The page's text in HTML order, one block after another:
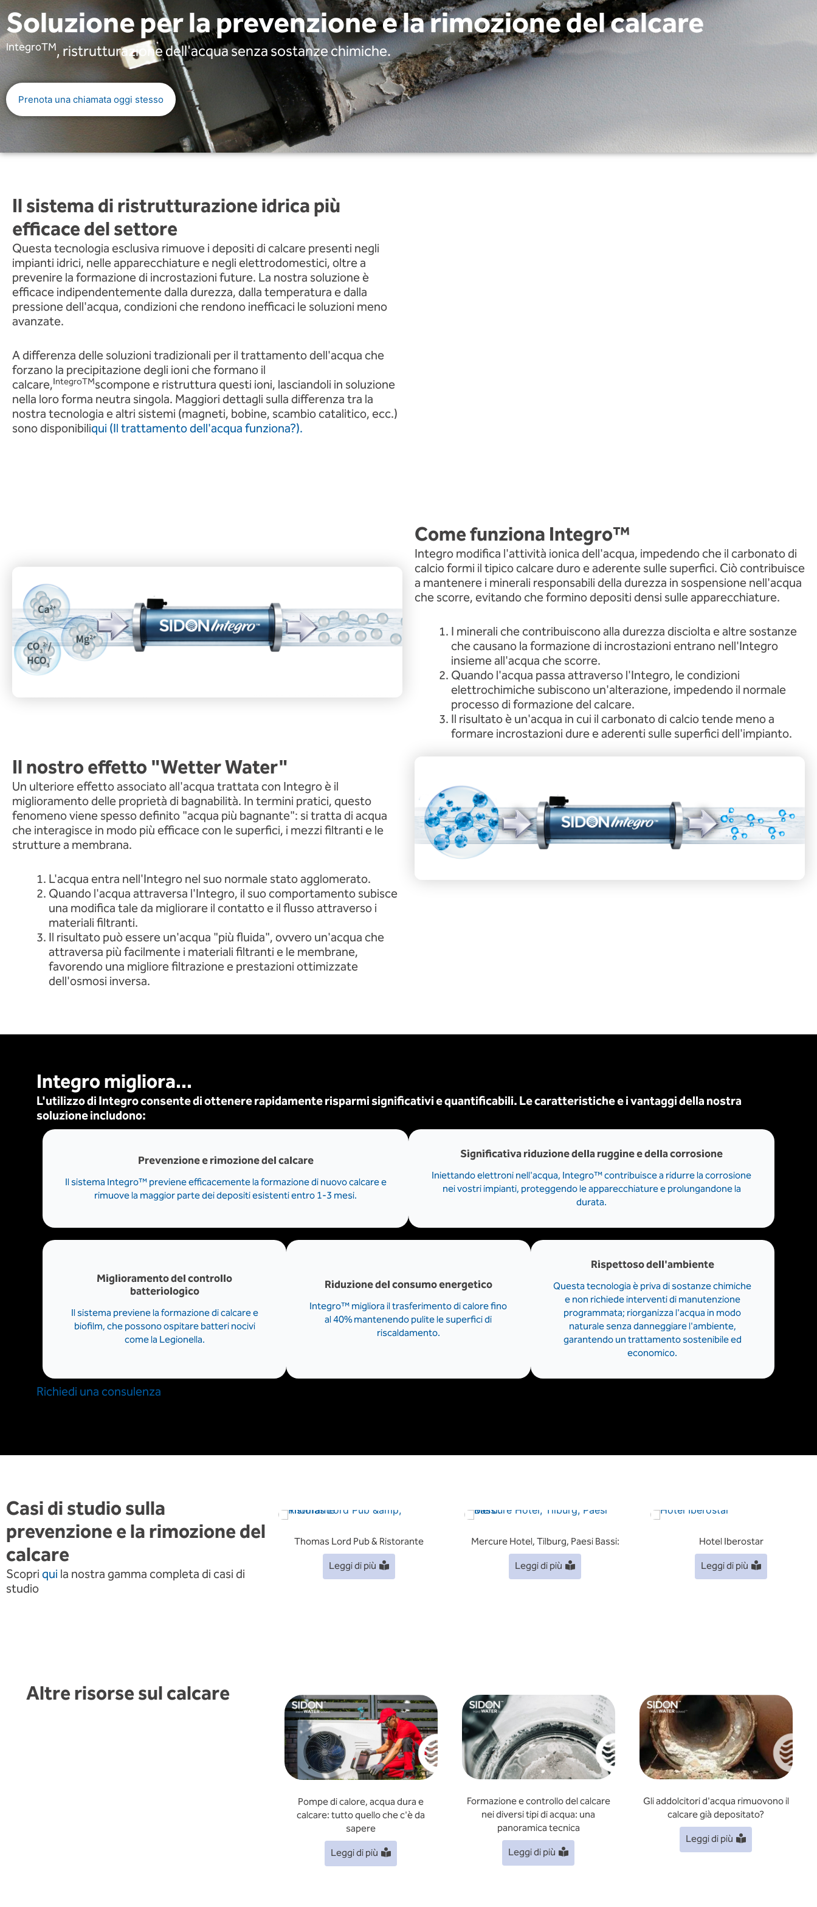
Soluzione per la prevenzione e la rimozione del calcare
IntegroTM, ristrutturazione dell'acqua senza sostanze chimiche.
Prenota una chiamata oggi stesso
Il sistema di ristrutturazione idrica più
efficace del settore
Questa tecnologia esclusiva rimuove i depositi di calcare presenti negli
impianti idrici, nelle apparecchiature e negli elettrodomestici, oltre a
prevenire la formazione di incrostazioni future. La nostra soluzione è
efficace indipendentemente dalla durezza, dalla temperatura e dalla
pressione dell'acqua, condizioni che rendono inefficaci le soluzioni meno
avanzate.
A differenza delle soluzioni tradizionali per il trattamento dell'acqua che
forzano la precipitazione degli ioni che formano il
calcare,IntegroTMscompone e ristruttura questi ioni, lasciandoli in soluzione
nella loro forma neutra singola. Maggiori dettagli sulla differenza tra la
nostra tecnologia e altri sistemi (magneti, bobine, scambio catalitico, ecc.)
sono disponibiliqui (Il trattamento dell'acqua funziona?).
Come funziona Integro™
Integro modifica l'attività ionica dell'acqua, impedendo che il carbonato di
calcio formi il tipico calcare duro e aderente sulle superfici. Ciò contribuisce
a mantenere i minerali responsabili della durezza in sospensione nell'acqua
che scorre, evitando che formino depositi densi sulle apparecchiature.
I minerali che contribuiscono alla durezza disciolta e altre sostanze
che causano la formazione di incrostazioni entrano nell'Integro
insieme all'acqua che scorre.
Quando l'acqua passa attraverso l'Integro, le condizioni
elettrochimiche subiscono un'alterazione, impedendo il normale
processo di formazione del calcare.
Il risultato è un'acqua in cui il carbonato di calcio tende meno a
formare incrostazioni dure e aderenti sulle superfici dell'impianto.
Il nostro effetto "Wetter Water"
Un ulteriore effetto associato all'acqua trattata con Integro è il
miglioramento delle proprietà di bagnabilità. In termini pratici, questo
fenomeno viene spesso definito "acqua più bagnante": si tratta di acqua
che interagisce in modo più efficace con le superfici, i mezzi filtranti e le
strutture a membrana.
L'acqua entra nell'Integro nel suo normale stato agglomerato.
Quando l'acqua attraversa l'Integro, il suo comportamento subisce
una modifica tale da migliorare il contatto e il flusso attraverso i
materiali filtranti.
Il risultato può essere un'acqua "più fluida", ovvero un'acqua che
attraversa più facilmente i materiali filtranti e le membrane,
favorendo una migliore filtrazione e prestazioni ottimizzate
dell'osmosi inversa.
Integro migliora...
L'utilizzo di Integro consente di ottenere rapidamente risparmi significativi e quantificabili. Le caratteristiche e i vantaggi della nostra
soluzione includono:
Prevenzione e rimozione del calcare
Il sistema Integro™ previene efficacemente la formazione di nuovo calcare e
rimuove la maggior parte dei depositi esistenti entro 1-3 mesi.
Significativa riduzione della ruggine e della corrosione
Iniettando elettroni nell'acqua, Integro™ contribuisce a ridurre la corrosione
nei vostri impianti, proteggendo le apparecchiature e prolungandone la
durata.
Miglioramento del controllo
batteriologico
Il sistema previene la formazione di calcare e
biofilm, che possono ospitare batteri nocivi
come la Legionella.
Riduzione del consumo energetico
Integro™ migliora il trasferimento di calore fino
al 40% mantenendo pulite le superfici di
riscaldamento.
Rispettoso dell'ambiente
Questa tecnologia è priva di sostanze chimiche
e non richiede interventi di manutenzione
programmata; riorganizza l'acqua in modo
naturale senza danneggiare l'ambiente,
garantendo un trattamento sostenibile ed
economico.
Richiedi una consulenza
Casi di studio sulla
prevenzione e la rimozione del
calcare
Scopriquila nostra gamma completa di casi di
studio
Thomas Lord Pub & Ristorante
Leggi di più
Mercure Hotel, Tilburg, Paesi Bassi:
Leggi di più
Hotel Iberostar
Leggi di più
Altre risorse sul calcare
Pompe di calore, acqua dura e
calcare: tutto quello che c'è da
sapere
Leggi di più
Formazione e controllo del calcare
nei diversi tipi di acqua: una
panoramica tecnica
Leggi di più
Gli addolcitori d'acqua rimuovono il
calcare già depositato?
Leggi di più